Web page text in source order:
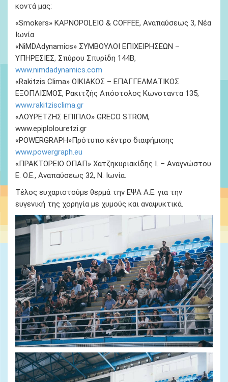
κοντά μας:
«Smokers» KAPNOPOLEIO & COFFEE, Αναπαύσεως 3, Νέα
Ιωνία
«NiMDAdynamics» ΣΥΜΒΟΥΛΟΙ ΕΠΙΧΕΙΡΗΣΕΩΝ –
ΥΠΗΡΕΣΙΕΣ, Σπύρου Σπυρίδη 144Β,
www.nimdadynamics.com
«Rakitzis Clima» ΟΙΚΙΑΚΟΣ – ΕΠΑΓΓΕΛΜΑΤΙΚΟΣ
ΕΞΟΠΛΙΣΜΟΣ, Ρακιτζής Απόστολος Κωνσταντα 135,
www.rakitzisclima.gr
«ΛΟΥΡΕΤΖΗΣ ΕΠΙΠΛΟ» GRECO STROM,
www.epiplolouretzi.gr
«POWERGRAPH»Πρότυπο κέντρο διαφήμισης
www.powergraph.eu
«ΠΡΑΚΤΟΡΕΙΟ ΟΠΑΠ» Χατζηκυριακίδης Ι. – Αναγνώστου
Ε. Ο.Ε., Αναπαύσεως 32, Ν. Ιωνία.
Τέλος ευχαριστούμε θερμά την ΕΨΑ Α.Ε. για την
ευγενική της χορηγία με χυμούς και αναψυκτικά.